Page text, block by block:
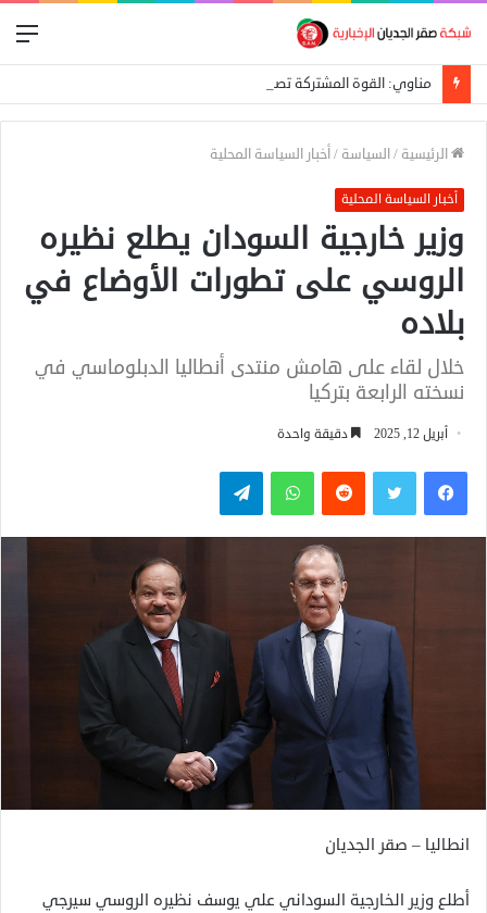
الرئيسية /السياسة /أخبار السياسة المحلية
أخبار السياسة المحلية
وزير خارجية السودان يطلع نظيره
الروسي على تطورات الأوضاع في
بلاده
خلال لقاء على هامش منتدى أنطاليا الدبلوماسي في
نسخته الرابعة بتركيا
أبريل 12, 2025 دقيقة واحدة
فيسبوكتويتر واتساب تيلقرام
انطاليا – صقر الجديان
أطلع وزير الخارجية السوداني علي يوسف نظيره الروسي سيرجي